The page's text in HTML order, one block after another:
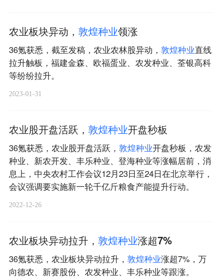
农业板块异动， 敦煌种业领涨
36氪获悉，截至发稿，农业农林股异动， 敦煌种业直线
拉升触板，福建金森、欧福蛋业、农发种业、荃银高科
等纷纷拉升。
2023-01-31
农业股开盘活跃， 敦煌种业开盘秒板
36氪获悉，农业股开盘活跃， 敦煌种业开盘秒板，农发
种业、新农开发、丰乐种业、登海种业等涨幅居前，消
息上，中央农村工作会议12月23日至24日在北京举行，
会议强调要实施新一轮千亿斤粮食产能提升行动。
2022-12-26
农业板块异动拉升， 敦煌种业涨超7%
36氪获悉，农业板块异动拉升， 敦煌种业涨超7%，万
向德农、新赛股份、农发种业、丰乐种业等跟涨。